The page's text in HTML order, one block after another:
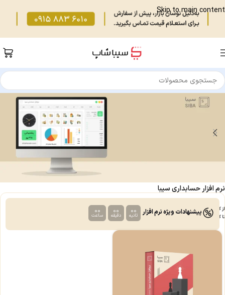
Skip to main content
نرم افزار حسابداری سیبا
از کسب و کارهای کوچک
تا کارخانجات بزرگ
پیشنهادات ویژه نرم افزار 00
ساعت‌
00
دقیقه
00
ثانیه